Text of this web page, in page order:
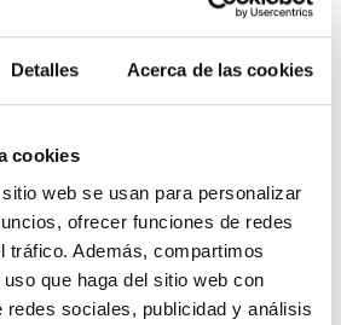
Detalles Acerca de las cookies
cookies
web se usan para personalizar
ofrecer funciones de redes
tráfico. Además, compartimos
que haga del sitio web con
redes sociales, publicidad y análisis
la jornada.
en algodón de alta
La resistencia de sus fibras
la prenda conserve su forma y
lavados. El detalle
discreto logotipo "Housemark"
un sello de autenticidad que
herencia de Levi s y aporta un
minimalista a tu vestuario